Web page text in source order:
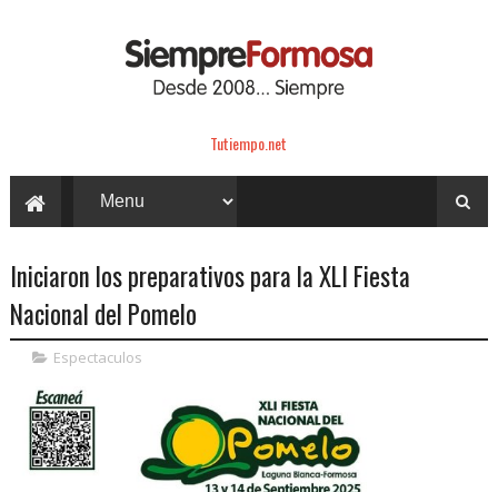
Tutiempo.net
Iniciaron los preparativos para la XLI Fiesta
Nacional del Pomelo
Espectaculos